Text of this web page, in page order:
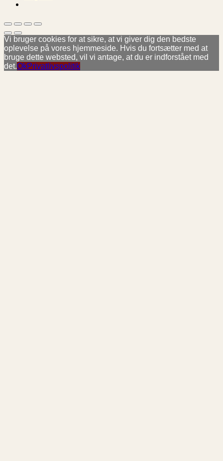
Vi bruger cookies for at sikre, at vi giver dig den bedste
oplevelse på vores hjemmeside. Hvis du fortsætter med at
bruge dette websted, vil vi antage, at du er indforstået med
det.OkPrivatlivspolitik